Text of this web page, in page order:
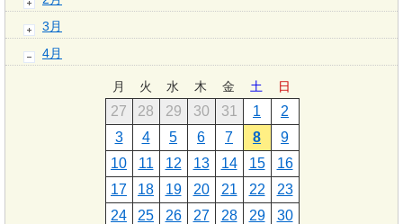
3月
4月
月 火 水 木 金 土 日
27 28 29 30 31 1
2
3
4 5 6 7 8
9
10
11 12 13 14 15
16
17
18 19 20 21 22
23
24
25 26 27 28 29
30